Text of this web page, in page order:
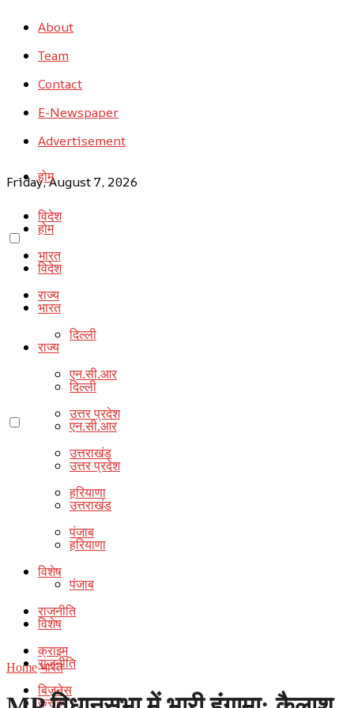
About
Team
Contact
E-Newspaper
Advertisement
Friday, August 7, 2026
होम
विदेश
भारत
राज्य
दिल्ली
एन.सी.आर
उत्तर प्रदेश
उत्तराखंड
हरियाणा
पंजाब
विशेष
राजनीति
क्राइम
बिज़नेस
होम
विदेश
भारत
राज्य
दिल्ली
एन.सी.आर
उत्तर प्रदेश
उत्तराखंड
हरियाणा
पंजाब
विशेष
राजनीति
क्राइम
Home भारत